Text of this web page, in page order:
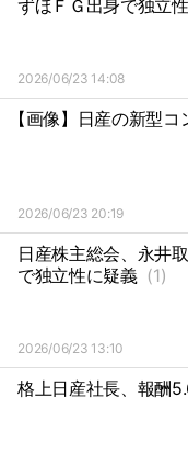
ずほＦＧ出身で独立
2026/06/23 14:08
【画像】日産の新型
2026/06/23 20:19
日産株主総会、永井
で独立性に疑義 (1)
2026/06/23 13:10
格上日産社長、報酬